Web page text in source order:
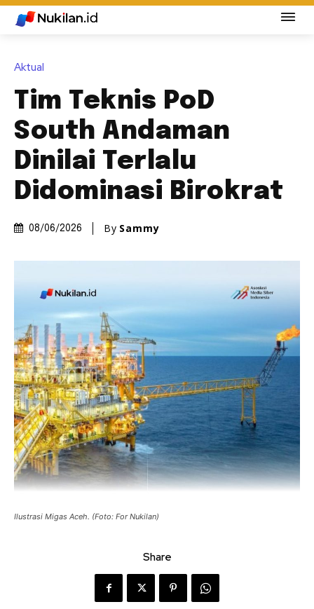
Aktual
Tim Teknis PoD
South Andaman
Dinilai Terlalu
Didominasi Birokrat
08/06/2026 By Sammy
Ilustrasi Migas Aceh. (Foto: For Nukilan)
Share